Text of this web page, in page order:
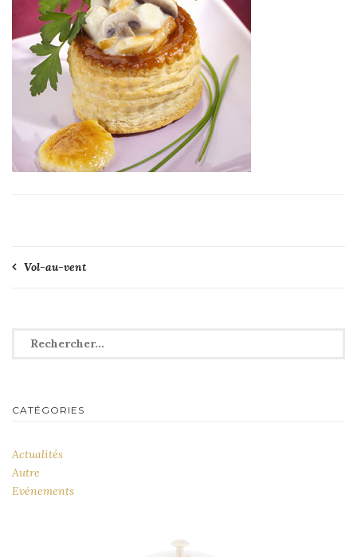
Navigation
Vol-au-vent
Rechercher :
CATÉGORIES
Actualités
Autre
Evénements